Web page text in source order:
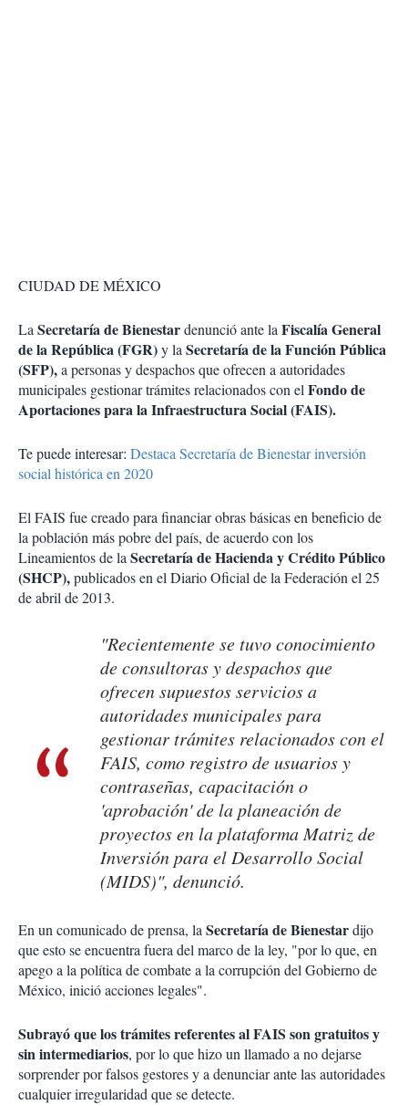
CIUDAD DE MÉXICO
LaSecretaría de Bienestardenunció ante laFiscalía General
de la República (FGR)y laSecretaría de la Función Pública
(SFP),a personas y despachos que ofrecen a autoridades
municipales gestionar trámites relacionados con elFondo de
Aportaciones para la Infraestructura Social (FAIS).
Te puede interesar: Destaca Secretaría de Bienestar inversión
social histórica en 2020
El FAIS fue creado para financiar obras básicas en beneficio de
la población más pobre del país, de acuerdo con los
Lineamientos de laSecretaría de Hacienda y Crédito Público
(SHCP),publicados en el Diario Oficial de la Federación el 25
de abril de 2013.
"Recientemente se tuvo conocimiento
de consultoras y despachos que
ofrecen supuestos servicios a
autoridades municipales para
gestionar trámites relacionados con el
FAIS, como registro de usuarios y
contraseñas, capacitación o
'aprobación' de la planeación de
proyectos en la plataforma Matriz de
Inversión para el Desarrollo Social
(MIDS)", denunció.
En un comunicado de prensa, laSecretaría de Bienestardijo
que esto se encuentra fuera del marco de la ley, "por lo que, en
apego a la política de combate a la corrupción del Gobierno de
México, inició acciones legales".
Subrayó que los trámites referentes al FAIS son gratuitos y
sin intermediarios, por lo que hizo un llamado a no dejarse
sorprender por falsos gestores y a denunciar ante las autoridades
cualquier irregularidad que se detecte.